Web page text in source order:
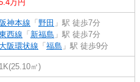
万円
阪神本線 「 野田 」駅 徒歩7分
西線 「 新福島 」駅 徒歩7分
大阪環状線 「 福島 」駅 徒歩9分
1K(25.10㎡)